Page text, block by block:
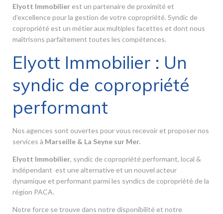
Elyott Immobilier est un partenaire de proximité et
d’excellence pour la gestion de votre copropriété. Syndic de
copropriété est un métier aux multiples facettes et dont nous
maîtrisons parfaitement toutes les compétences.
Elyott Immobilier : Un
syndic de copropriété
performant
Nos agences sont ouvertes pour vous recevoir et proposer nos
services à Marseille & La Seyne sur Mer.
Elyott Immobilier, syndic de copropriété performant, local &
indépendant est une alternative et un nouvel acteur
dynamique et performant parmi les syndics de copropriété de la
région PACA.
Notre force se trouve dans notre disponibilité et notre